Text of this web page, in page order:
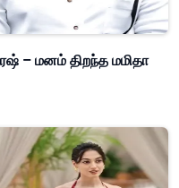
– மனம் திறந்த மமிதா